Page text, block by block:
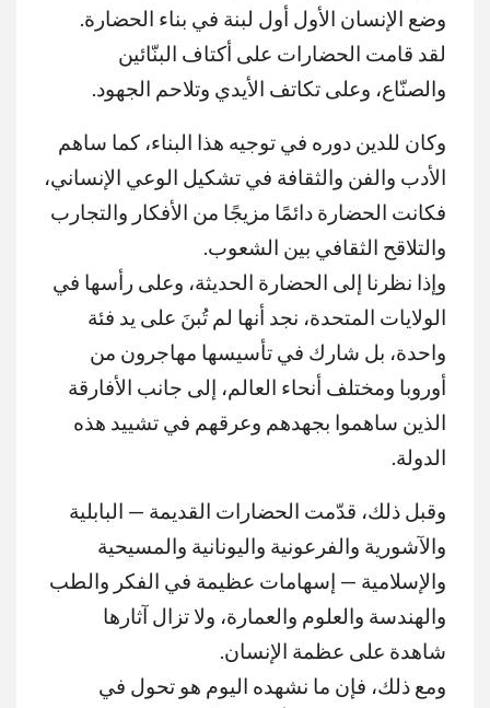
وضع الإنسان الأول أول لبنة في بناء الحضارة
لقد قامت الحضارات على أكتاف البنّائين
والصنّاع، وعلى تكاتف الأيدي وتلاحم الجهود.
وكان للدين دوره في توجيه هذا البناء، كما ساهم
الأدب والفن والثقافة في تشكيل الوعي الإنساني،
فكانت الحضارة دائمًا مزيجًا من الأفكار والتجارب
والتلاقح الثقافي بين الشعوب
وإذا نظرنا إلى الحضارة الحديثة، وعلى رأسها في
الولايات المتحدة، نجد أنها لم تُبنَ على يد فئة
واحدة، بل شارك في تأسيسها مهاجرون من
أوروبا ومختلف أنحاء العالم، إلى جانب الأفارقة
الذين ساهموا بجهدهم وعرقهم في تشييد هذه
الدولة.
وقبل ذلك، قدّمت الحضارات القديمة — البابلية
والآشورية والفرعونية واليونانية والمسيحية
والإسلامية — إسهامات عظيمة في الفكر والطب
والهندسة والعلوم والعمارة، ولا تزال آثارها
شاهدة على عظمة الإنسان
ومع ذلك، فإن ما نشهده اليوم هو تحول في